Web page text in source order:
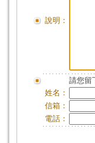
說明：
請您留
姓名：
信箱：
電話：